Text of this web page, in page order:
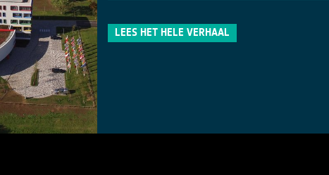
LEES HET HELE VERHAAL